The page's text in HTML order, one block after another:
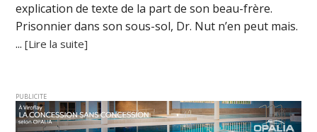
explication de texte de la part de son beau-frère.
Prisonnier dans son sous-sol, Dr. Nut n’en peut mais.
...[Lire la suite]
PUBLICITE